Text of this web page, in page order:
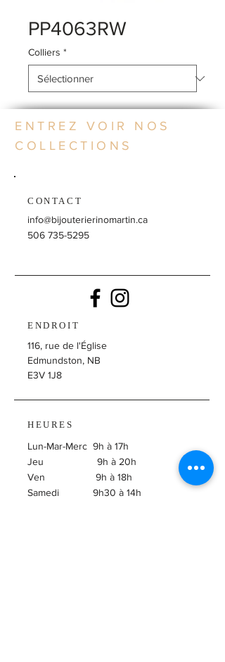
PP4063RW
Colliers *
ENTREZ VOIR NOS
COLLECTIONS
CONTACT
info@bijouterierinomartin.ca
506 735-5295
ENDROIT
116, rue de l'Église
Edmundston, NB
E3V 1J8
HEURES
Lun-Mar-Merc 9h à 17h
Jeu 9h à 20h
Ven 9h à 18h
Samedi 9h30 à 14h